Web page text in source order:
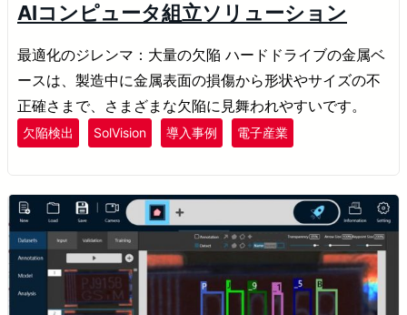
AIコンピュータ組立ソリューション
最適化のジレンマ：大量の欠陥 ハードドライブの金属ベ
ースは、製造中に金属表面の損傷から形状やサイズの不
正確さまで、さまざまな欠陥に見舞われやすいです。
欠陥検出 SolVision 導入事例 電子産業